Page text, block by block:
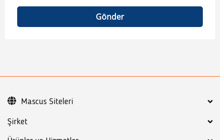
Gönder
Şirket
Mascus Siteleri